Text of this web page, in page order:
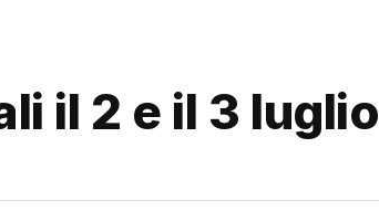
il 2 e il 3 luglio